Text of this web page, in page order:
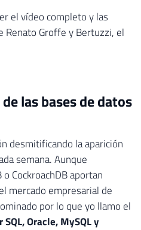
el vídeo completo y las
Renato Groffe y Bertuzzi, el
las bases de datos
desmitificando la aparición
semana. Aunque
CockroachDB aportan
mercado empresarial de
por lo que yo llamo el
SQL, Oracle, MySQL y